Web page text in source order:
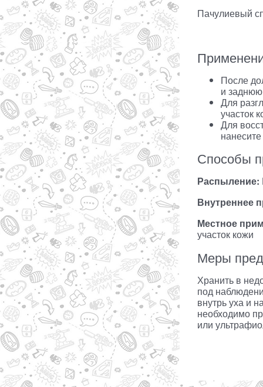
Пачулиевый
После
и
Для
участок
Для
Способы
Распыление:
Внутреннее
Местное
участок кожи
Меры
Хранить в
под
внутрь уха и
необходимо
или